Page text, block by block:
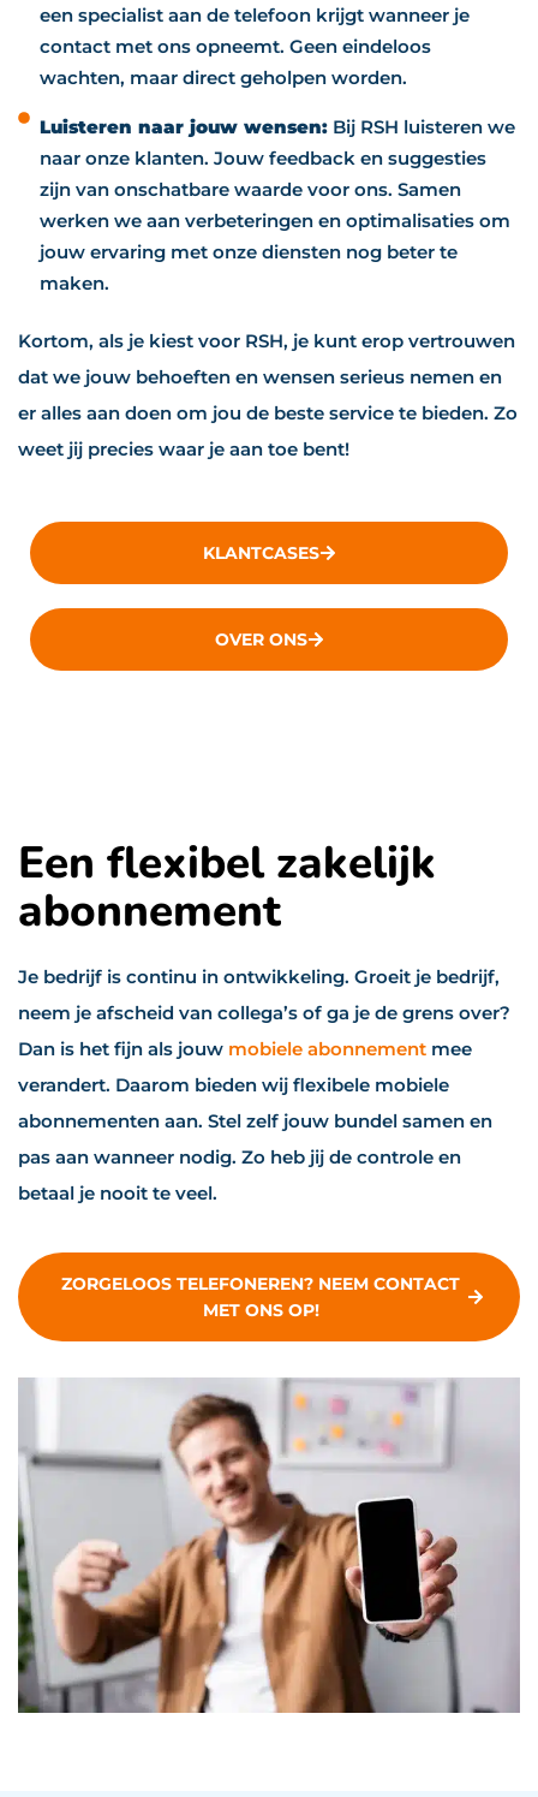
een specialist aan de telefoon krijgt wanneer je
contact met ons opneemt. Geen eindeloos
wachten, maar direct geholpen worden.
Luisteren naar jouw wensen:Bij RSH luisteren we
naar onze klanten. Jouw feedback en suggesties
zijn van onschatbare waarde voor ons. Samen
werken we aan verbeteringen en optimalisaties om
jouw ervaring met onze diensten nog beter te
maken.
Kortom, als je kiest voor RSH, je kunt erop vertrouwen
dat we jouw behoeften en wensen serieus nemen en
er alles aan doen om jou de beste service te bieden. Zo
weet jij precies waar je aan toe bent!
KLANTCASES
OVER ONS
Een flexibel zakelijk
abonnement
Je bedrijf is continu in ontwikkeling. Groeit je bedrijf,
neem je afscheid van collega’s of ga je de grens over?
Dan is het fijn als jouw mobiele abonnement mee
verandert. Daarom bieden wij flexibele mobiele
abonnementen aan. Stel zelf jouw bundel samen en
pas aan wanneer nodig. Zo heb jij de controle en
betaal je nooit te veel.
ZORGELOOS TELEFONEREN? NEEM CONTACT
MET ONS OP!